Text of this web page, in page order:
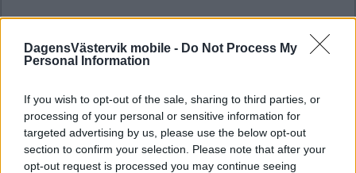
DagensVästervik mobile - Do Not Process My
Personal Information
If you wish to opt-out of the sale, sharing to third parties, or
processing of your personal or sensitive information for
targeted advertising by us, please use the below opt-out
section to confirm your selection. Please note that after your
opt-out request is processed you may continue seeing